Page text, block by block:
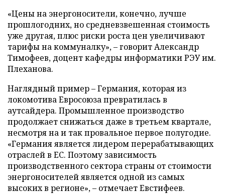
«Цены на энергоносители, конечно, лучше
прошлогодних, но средневзвешенная стоимость
уже другая, плюс риски роста цен увеличивают
тарифы на коммуналку», – говорит Александр
Тимофеев, доцент кафедры информатики РЭУ им.
Плеханова.
Наглядный пример – Германия, которая из
локомотива Евросоюза превратилась в
аутсайдера. Промышленное производство
продолжает снижаться даже в третьем квартале,
несмотря на и так провальное первое полугодие.
«Германия является лидером перерабатывающих
отраслей в ЕС. Поэтому зависимость
производственного сектора страны от стоимости
энергоносителей является одной из самых
высоких в регионе», – отмечает Евстифеев.